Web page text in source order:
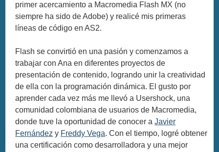
primer acercamiento a Macromedia Flash MX (no
siempre ha sido de Adobe) y realicé mis primeras
líneas de código en AS2.
Flash se convirtió en una pasión y comenzamos a
trabajar con Ana en diferentes proyectos de
presentación de contenido, logrando unir la creatividad
de ella con la programación dinámica. El gusto por
aprender cada vez más me llevó a Usershock, una
comunidad colombiana de usuarios de Macromedia,
donde tuve la oportunidad de conocer aJavier
Fernández y Freddy Vega. Con el tiempo, logré obtener
una certificación como desarrolladora y una mejor